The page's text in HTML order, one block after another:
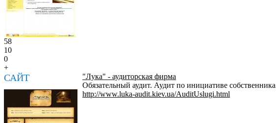
58
10
0
+
САЙТ
"Лука" - аудиторская фирма
Обязательный аудит. Аудит по инициативе
http://www.luka-audit.kiev.ua/AuditUslugi.html